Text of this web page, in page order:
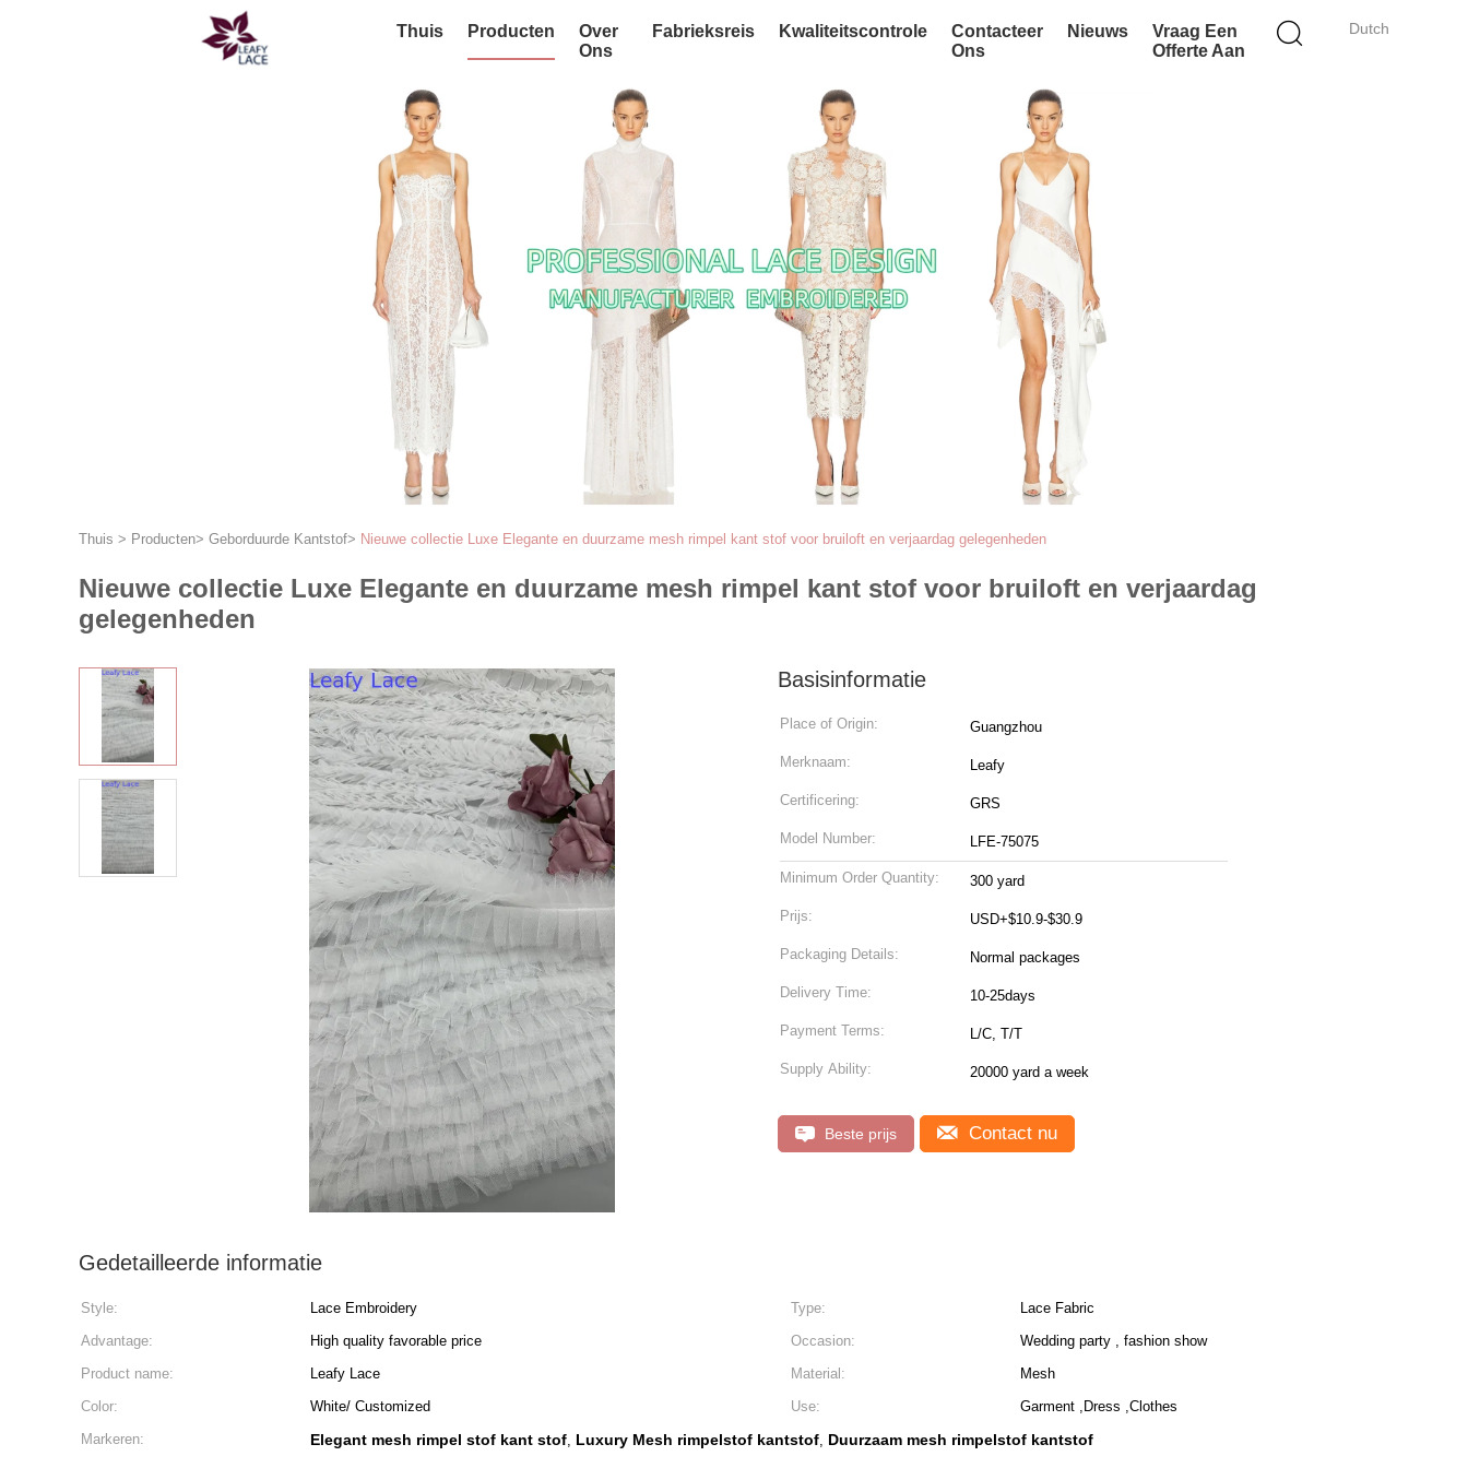
Dutch
Thuis Producten
Over
Ons
Fabrieksreis Kwaliteitscontrole
Contacteer
Ons
Nieuws
Vraag Een
Offerte Aan
Thuis > Producten> Geborduurde Kantstof> Nieuwe collectie Luxe Elegante en duurzame mesh rimpel kant stof voor bruiloft en verjaardag gelegenheden
Nieuwe collectie Luxe Elegante en duurzame mesh rimpel kant stof voor bruiloft en verjaardag
gelegenheden
Basisinformatie
Place of Origin: Guangzhou
Merknaam: Leafy
Certificering: GRS
Model Number: LFE-75075
Minimum Order Quantity: 300 yard
Prijs: USD+$10.9-$30.9
Packaging Details: Normal packages
Delivery Time: 10-25days
Payment Terms: L/C, T/T
Supply Ability: 20000 yard a week
Beste prijs Contact nu
Gedetailleerde informatie
Style: Lace Embroidery Type:
Lace Fabric
Advantage:
High quality favorable price Occasion:
Wedding party , fashion show
Product name:
Leafy Lace Material:
Mesh
Color:
White/ Customized Use:
Garment ,Dress ,Clothes
Markeren:
Elegant mesh rimpel stof kant stof, Luxury Mesh rimpelstof kantstof, Duurzaam mesh rimpelstof kantstof